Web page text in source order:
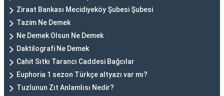
Ziraat Bankası Mecidiyeköy Şubesi Şubesi
Tazim Ne Demek
Ne Demek Olsun Ne Demek
Daktilografi Ne Demek
Cahit Sıtkı Tarancı Caddesi Bağcılar
Euphoria 1 sezon Türkçe altyazı var mı?
Tuzlunun Zıt Anlamlısı Nedir?